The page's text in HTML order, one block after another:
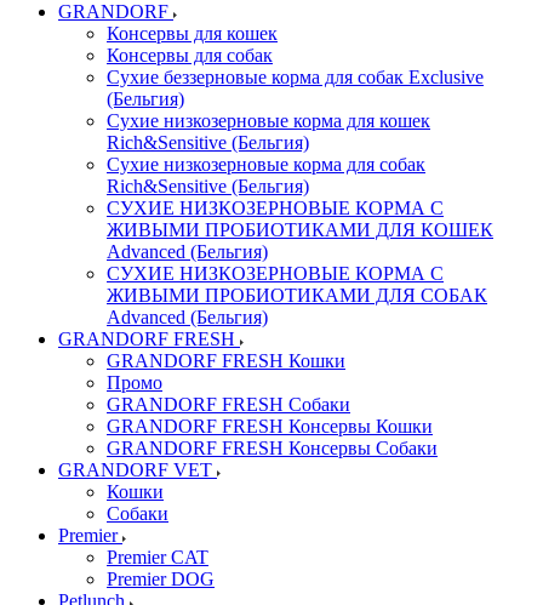
GRANDORF
Консервы для кошек
Консервы для собак
Сухие беззерновые корма для собак Exclusive
(Бельгия)
Сухие низкозерновые корма для кошек
Rich&Sensitive (Бельгия)
Сухие низкозерновые корма для собак
Rich&Sensitive (Бельгия)
СУХИЕ НИЗКОЗЕРНОВЫЕ КОРМА С
ЖИВЫМИ ПРОБИОТИКАМИ ДЛЯ КОШЕК
Advanced (Бельгия)
СУХИЕ НИЗКОЗЕРНОВЫЕ КОРМА С
ЖИВЫМИ ПРОБИОТИКАМИ ДЛЯ СОБАК
Advanced (Бельгия)
GRANDORF FRESH
GRANDORF FRESH Кошки
Промо
GRANDORF FRESH Собаки
GRANDORF FRESH Консервы Кошки
GRANDORF FRESH Консервы Собаки
GRANDORF VET
Кошки
Собаки
Premier
Premier CAT
Premier DOG
Petlunch